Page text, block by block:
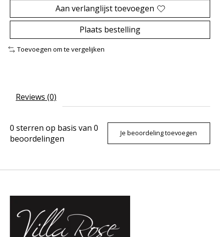
Aan verlanglijst toevoegen
Plaats bestelling
Toevoegen om te vergelijken
Reviews (0)
0 sterren op basis van 0
beoordelingen
Je beoordeling toevoegen